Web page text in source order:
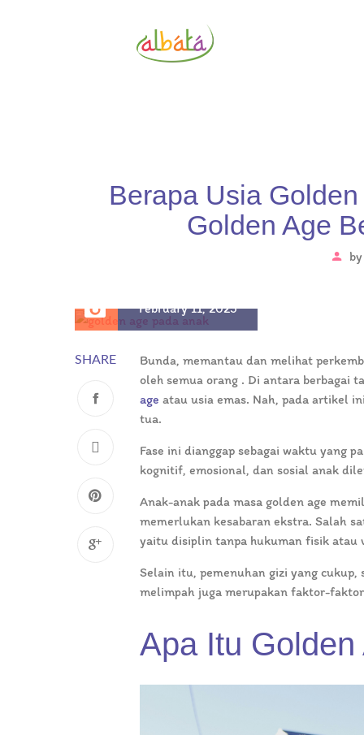
Berapa Usia
Golden Age
February 11, 2025
SHARE
Bunda, memantau dan melihat
oleh semua orang . Di antara berbagai
age atau usia emas. Nah, pada artikel
tua.
Fase ini dianggap sebagai waktu yang
kognitif, emosional, dan sosial anak
Anak-anak pada masa golden age
memerlukan kesabaran ekstra. Salah
yaitu disiplin tanpa hukuman fisik atau
Selain itu, pemenuhan gizi yang
melimpah juga merupakan faktor-
Apa Itu Golden